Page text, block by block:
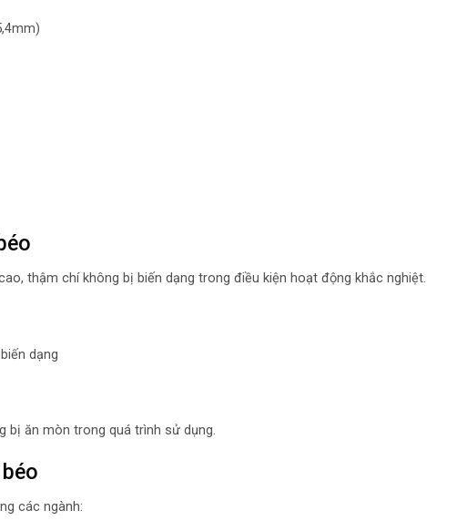
thậm chí không bị biến dạng trong điều kiện hoạt động khắc nghiệt.
dạng
bị ăn mòn trong quá trình sử dụng.
các ngành: